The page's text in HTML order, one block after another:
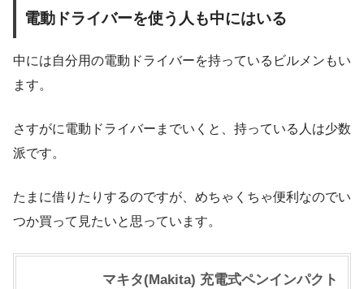
電動ドライバーを使う人も中にはいる
中には自分用の電動ドライバーを持っているビルメンもい
ます。
さすがに電動ドライバーまでいくと、持っている人は少数
派です。
たまに借りたりするのですが、めちゃくちゃ便利なのでい
つか買って見たいと思っています。
マキタ(Makita) 充電式ペンインパクト